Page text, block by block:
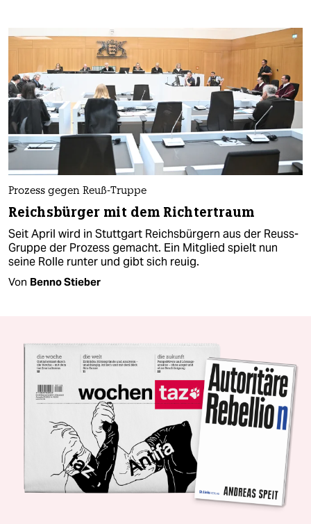
Prozess gegen Reuß-Truppe
Reichsbürger mit dem Richtertraum
Seit April wird in Stuttgart Reichsbürgern aus der Reuss-
Gruppe der Prozess gemacht. Ein Mitglied spielt nun
seine Rolle runter und gibt sich reuig.
Von Benno Stieber